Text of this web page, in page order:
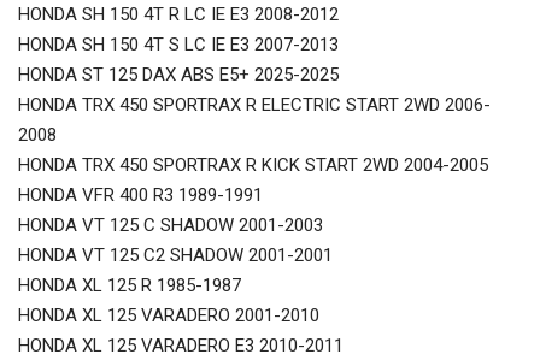
HONDA SH 150 4T R LC IE E3 2008-2012
HONDA SH 150 4T S LC IE E3 2007-2013
HONDA ST 125 DAX ABS E5+ 2025-2025
HONDA TRX 450 SPORTRAX R ELECTRIC START 2WD 2006-
2008
HONDA TRX 450 SPORTRAX R KICK START 2WD 2004-2005
HONDA VFR 400 R3 1989-1991
HONDA VT 125 C SHADOW 2001-2003
HONDA VT 125 C2 SHADOW 2001-2001
HONDA XL 125 R 1985-1987
HONDA XL 125 VARADERO 2001-2010
HONDA XL 125 VARADERO E3 2010-2011